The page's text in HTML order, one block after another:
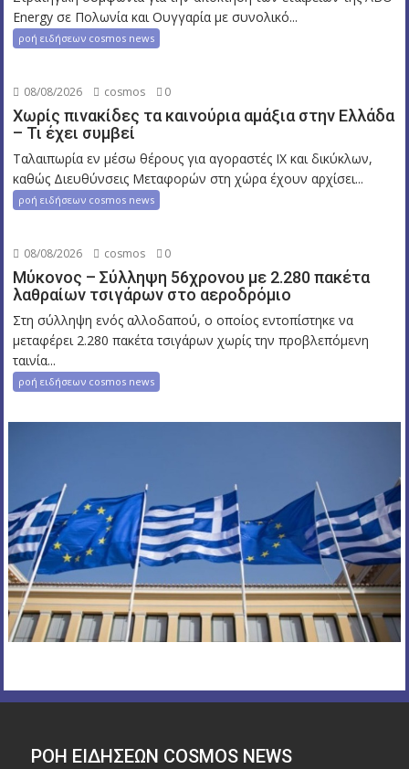
Energy σε Πολωνία και Ουγγαρία με συνολικό...
ροή ειδήσεων cosmos news
08/08/2026 cosmos 0
Χωρίς πινακίδες τα καινούρια αμάξια στην Ελλάδα
– Τι έχει συμβεί
Ταλαιπωρία εν μέσω θέρους για αγοραστές ΙΧ και δικύκλων,
καθώς Διευθύνσεις Μεταφορών στη χώρα έχουν αρχίσει...
ροή ειδήσεων cosmos news
08/08/2026 cosmos 0
Μύκονος – Σύλληψη 56χρονου με 2.280 πακέτα
λαθραίων τσιγάρων στο αεροδρόμιο
Στη σύλληψη ενός αλλοδαπού, ο οποίος εντοπίστηκε να
μεταφέρει 2.280 πακέτα τσιγάρων χωρίς την προβλεπόμενη
ταινία...
ροή ειδήσεων cosmos news
ΡΟΉ ΕΙΔΉΣΕΩΝ COSMOS NEWS